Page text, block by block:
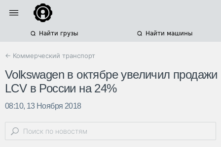
Найти грузы Найти машины
← Коммерческий транспорт
Volkswagen в октябре увеличил продажи
LCV в России на 24%
08:10, 13 Ноября 2018